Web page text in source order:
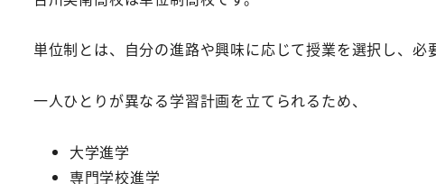
単位制とは、自分の進路や興味に応じて授業を選択し、必
一人ひとりが異なる学習計画を立てられるため、
大学進学
専門学校進学